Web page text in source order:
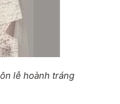
lễ hoành tráng